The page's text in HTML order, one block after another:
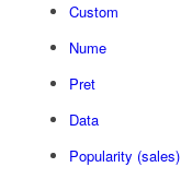
Custom
Nume
Pret
Data
Popularity (sales)